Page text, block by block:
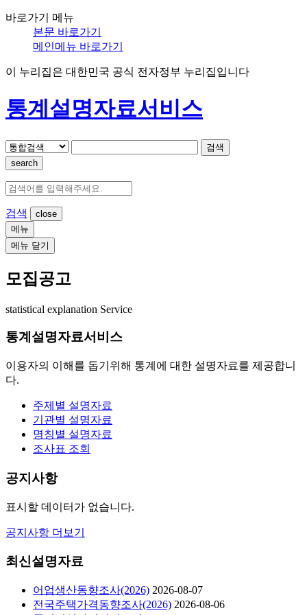
바로가기 메뉴
본문 바로가기
메인메뉴 바로가기
이 누리집은 대한민국 공식 전자정부 누리집입니다
통계설명자료서비스
검색
search
검색
메뉴
메뉴 닫기
모집공고
statistical explanation Service
통계설명자료서비스
이용자의 이해를 돕기위해 통계에 대한 설명자료를 제공합니
다.
주제별 설명자료
기관별 설명자료
명칭별 설명자료
조사표 조회
공지사항
표시할 데이터가 없습니다.
공지사항 더보기
최신설명자료
어업생산동향조사(2026) 2026-08-07
전국주택가격동향조사(2026) 2026-08-06